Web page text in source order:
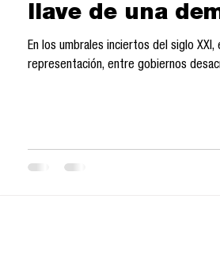
llave de una
En los umbrales inciertos del siglo
representación, entre gobiernos